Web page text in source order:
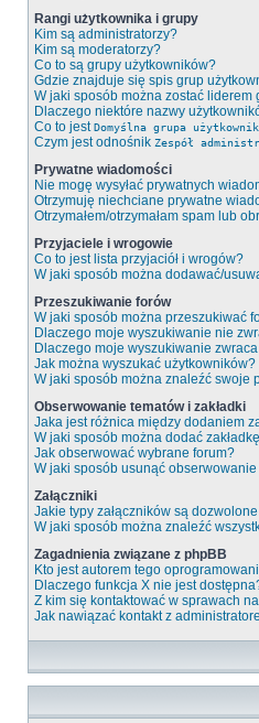
Rangi użytkownika i grupy
Kim są administratorzy?
Kim są moderatorzy?
Co to są grupy użytkowników?
Gdzie znajduje się spis grup
W jaki sposób można zostać liderem
Dlaczego niektóre nazwy
Co to jestDomyślna grupa
Czym jest odnośnik Zespół
Prywatne wiadomości
Nie mogę wysyłać prywatnych
Otrzymuję niechciane prywatne
Otrzymałem/otrzymałam spam lub
Przyjaciele i wrogowie
Co to jest lista przyjaciół i wrogów?
W jaki sposób można dodawać/
Przeszukiwanie forów
W jaki sposób można przeszukiwać
Dlaczego moje wyszukiwanie nie
Dlaczego moje wyszukiwanie
Jak można wyszukać użytkowników?
W jaki sposób można znaleźć swoje
Obserwowanie tematów i zakładki
Jaka jest różnica między dodaniem
W jaki sposób można dodać
Jak obserwować wybrane forum?
W jaki sposób usunąć
Załączniki
Jakie typy załączników są
W jaki sposób można znaleźć
Zagadnienia związane z phpBB
Kto jest autorem tego
Dlaczego funkcja X nie jest
Z kim się kontaktować w sprawach
Jak nawiązać kontakt z